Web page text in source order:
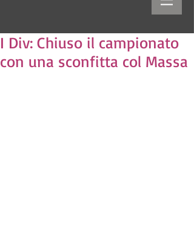
I Div: Chiuso il campionato
con una sconfitta col Massa